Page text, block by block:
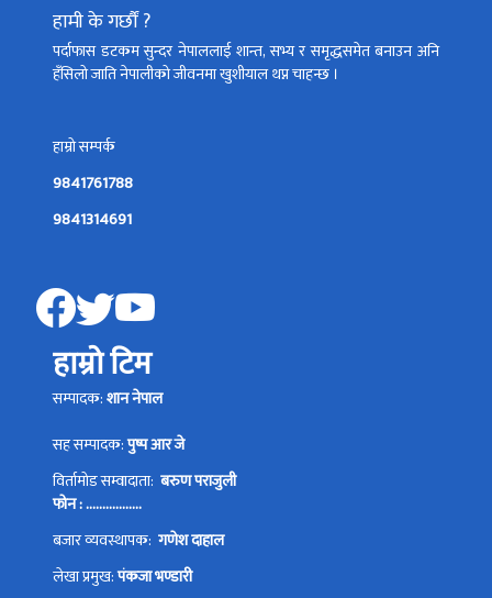
हामी के गर्छौं ?
पर्दाफास डटकम सुन्दर नेपाललाई शान्त, सभ्य र समृद्धसमेत बनाउन अनि
हँसिलो जाति नेपालीको जीवनमा खुशीयाल थप्न चाहन्छ ।
हाम्रो सम्पर्क
9841761788
9841314691
हाम्रो टिम
सम्पादक:शान नेपाल
सह सम्पादक:पुष्प आर जे
विर्तामोड सम्वादाता: बरुण पराजुली
फोन : .................
बजार व्यवस्थापक: गणेश दाहाल
लेखा प्रमुख:पंकजा भण्डारी